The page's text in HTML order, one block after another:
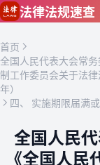
跳到主要内容
法律法规速查
首页
全国人民代表大会常
制工作委员会关于法
年）
四、 实施期限届满
全国人民
《全国人